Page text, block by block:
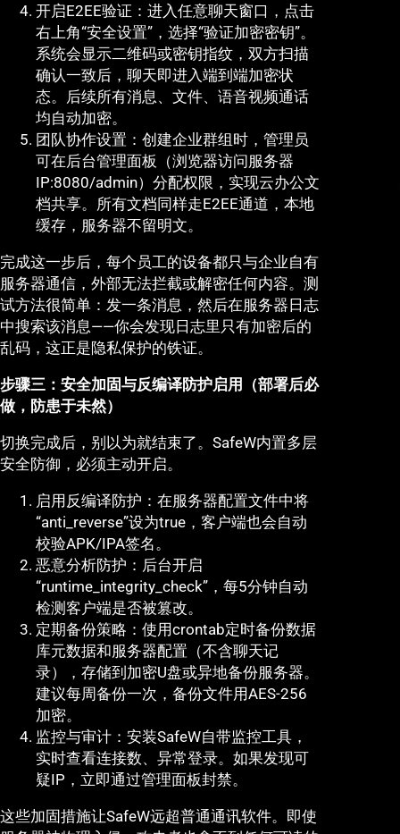
开启E2EE验证：进入任意聊天窗口，点击
右上角“安全设置”，选择“验证加密密钥”。
系统会显示二维码或密钥指纹，双方扫描
确认一致后，聊天即进入端到端加密状
态。后续所有消息、文件、语音视频通话
均自动加密。
团队协作设置：创建企业群组时，管理员
可在后台管理面板（浏览器访问服务器
IP:8080/admin）分配权限，实现云办公文
档共享。所有文档同样走E2EE通道，本地
缓存，服务器不留明文。
完成这一步后，每个员工的设备都只与企业自有
服务器通信，外部无法拦截或解密任何内容。测
试方法很简单：发一条消息，然后在服务器日志
中搜索该消息——你会发现日志里只有加密后的
乱码，这正是隐私保护的铁证。
步骤三：安全加固与反编译防护启用（部署后必
做，防患于未然）
切换完成后，别以为就结束了。SafeW内置多层
安全防御，必须主动开启。
启用反编译防护：在服务器配置文件中将
“anti_reverse”设为true，客户端也会自动
校验APK/IPA签名。
恶意分析防护：后台开启
“runtime_integrity_check”，每5分钟自动
检测客户端是否被篡改。
定期备份策略：使用crontab定时备份数据
库元数据和服务器配置（不含聊天记
录），存储到加密U盘或异地备份服务器。
建议每周备份一次，备份文件用AES-256
加密。
监控与审计：安装SafeW自带监控工具，
实时查看连接数、异常登录。如果发现可
疑IP，立即通过管理面板封禁。
这些加固措施让SafeW远超普通通讯软件。即使